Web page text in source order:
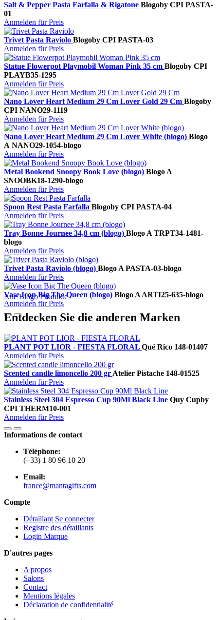
Salt & Pepper Pasta Farfalla & Rigatone Blogoby CPI PASTA-
01
Anmelden für Preis
Trivet Pasta Raviolo Blogoby CPI PASTA-03
Anmelden für Preis
Statue Flowerpot Playmobil Woman Pink 35 cm Blogoby CPI
PLAYB35-1295
Anmelden für Preis
Nano Lover Heart Medium 29 Cm Lover Gold 29 Cm Blogoby
CPI NANO29-1119
Anmelden für Preis
Nano Lover Heart Medium 29 Cm Lover White (blogo) Blogo
A NANO29-1054-blogo
Anmelden für Preis
Metal Bookend Snoopy Book Love (blogo) Blogo A
SNOOBK18-1290-blogo
Anmelden für Preis
Spoon Rest Pasta Farfalla Blogoby CPI PASTA-04
Anmelden für Preis
Tray Bonne Journee 34,8 cm (blogo) Blogo A TRPT34-1481-
blogo
Anmelden für Preis
Trivet Pasta Raviolo (blogo) Blogo A PASTA-03-blogo
Anmelden für Preis
Vase Icon Big The Queen (blogo) Blogo AARTI25-635-blogo
Anmelden für Preis
Alle Blogo Produkte
Entdecken Sie die anderen Marken
PLANT POT LIOR - FIESTA FLORAL Qué Rico 148-01407
Anmelden für Preis
Scented candle limoncello 200 gr Atelier Pistache 148-01525
Anmelden für Preis
Stainless Steel 304 Espresso Cup 90Ml Black Line Quy Cupby
CPI THERM10-001
Anmelden für Preis
Informations de contact
Téléphone:
(+33) 1 80 96 10 20
Email:
france@mantagifts.com
Compte
Détaillant Se connecter
Registre des détaillants
Login Marque
D'autres pages
A propos
Salons
Contact
Mentions légales
Déclaration de confidentialité